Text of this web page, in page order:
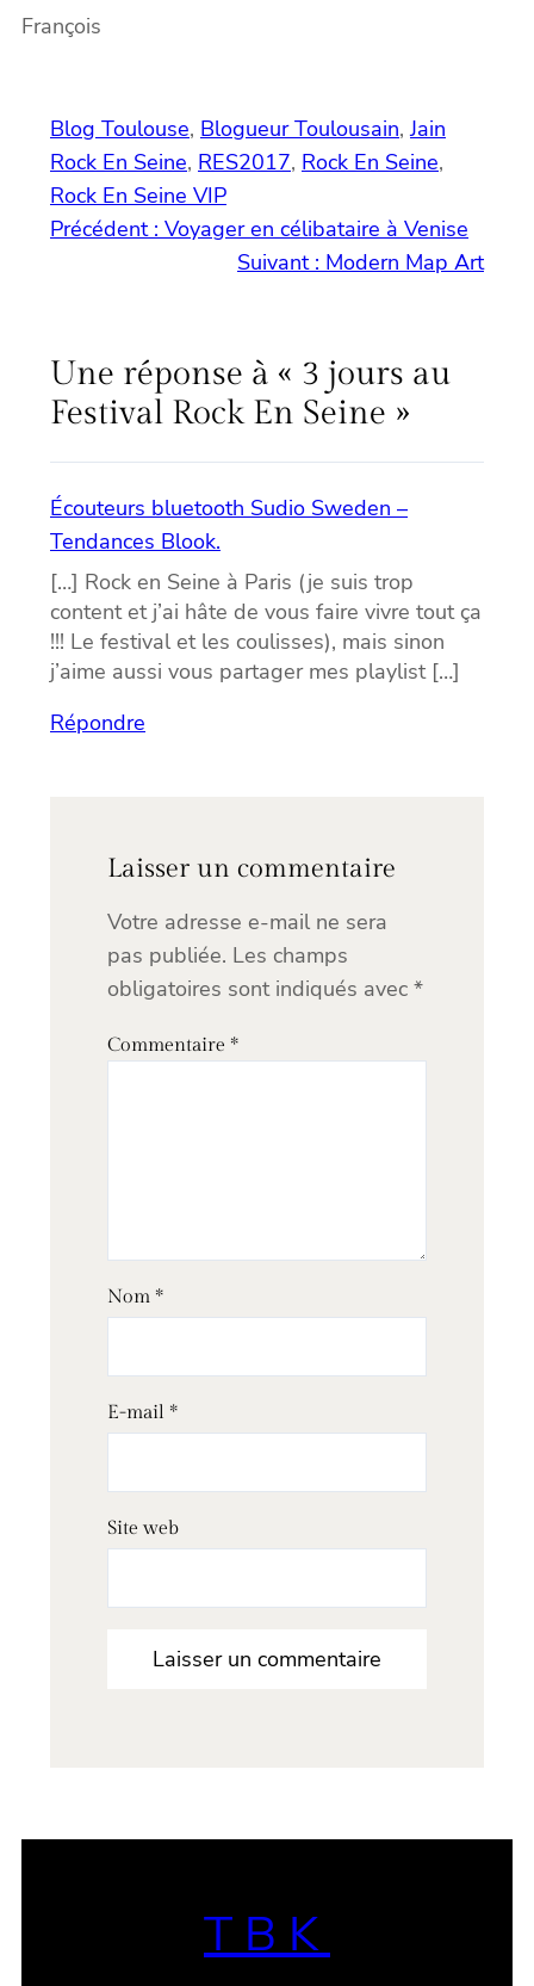
François
Blog Toulouse, Blogueur Toulousain, Jain
Rock En Seine, RES2017, Rock En Seine
Rock En Seine VIP
Précédent : Voyager en célibataire à Venise
Suivant : Modern Map Art
Une réponse à « 3 jours au
Festival Rock En Seine »
Écouteurs bluetooth Sudio Sweden –
Tendances Blook.
[…] Rock en Seine à Paris (je suis trop
content et j’ai hâte de vous faire vivre tout ça
!!! Le festival et les coulisses), mais sinon
j’aime aussi vous partager mes playlist […]
Répondre
Laisser un commentaire
Votre adresse e-mail ne sera
pas publiée. Les champs
obligatoires sont indiqués avec *
Commentaire *
Nom *
E-mail *
Site web
TBK